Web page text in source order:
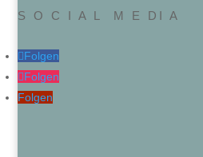
S O C I A L M E DI A
Folgen
Folgen
Folgen